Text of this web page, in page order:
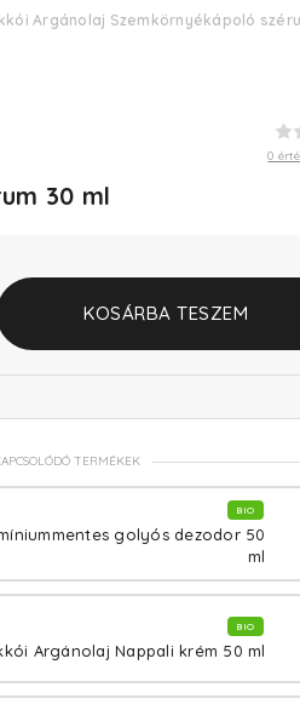
Argánolaj Szemkörnyékápoló
0
30 ml
KOSÁRBA TESZEM
TERMÉKEK
BIO
golyós dezodor 50
ml
BIO
Argánolaj Nappali krém 50 ml